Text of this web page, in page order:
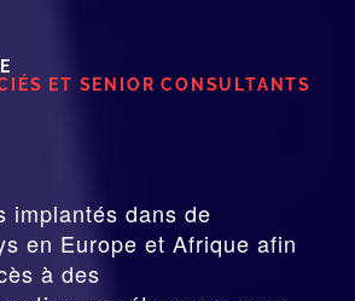
ET SENIOR CONSULTANTS
implantés dans de
en Europe et Afrique afin
à des